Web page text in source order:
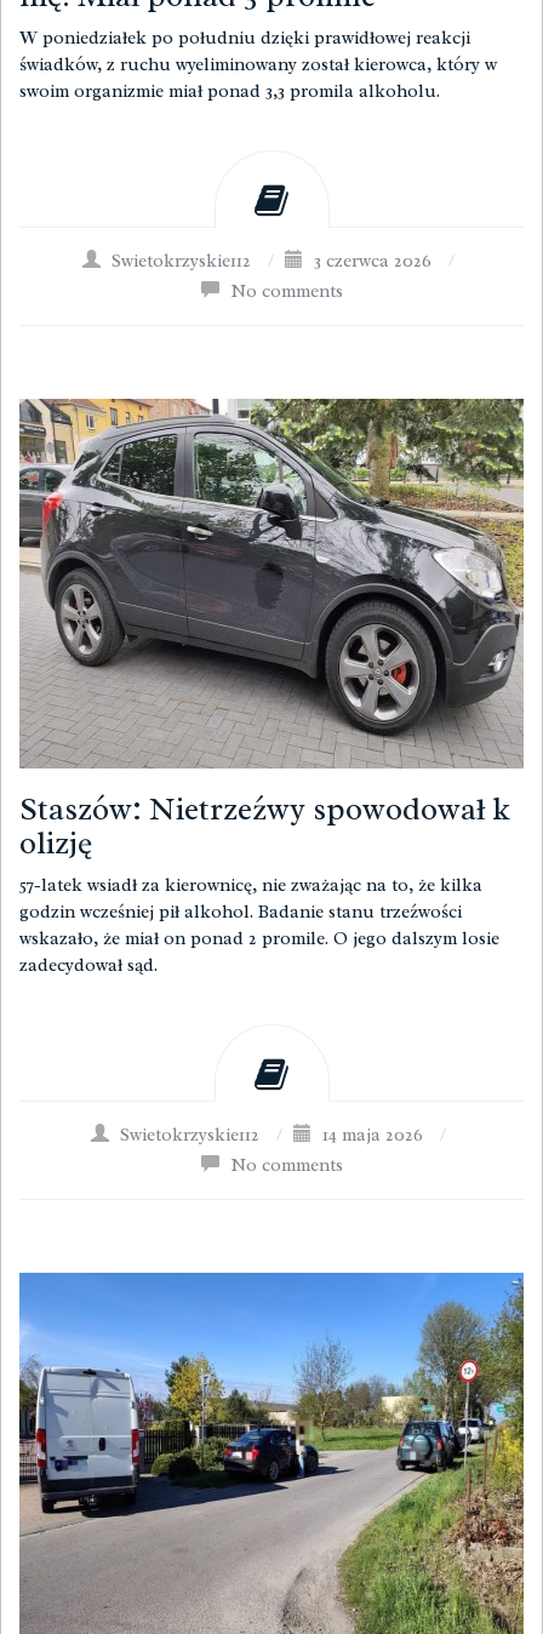
W poniedziałek po południu dzięki prawidłowej reakcji
świadków, z ruchu wyeliminowany został kierowca, który w
swoim organizmie miał ponad 3,3 promila alkoholu.
Swietokrzyskie112 / 3 czerwca 2026
/
No comments
Staszów: Nietrzeźwy spowodował k
olizję
57-latek wsiadł za kierownicę, nie zważając na to, że kilka
godzin wcześniej pił alkohol. Badanie stanu trzeźwości
wskazało, że miał on ponad 2 promile. O jego dalszym losie
zadecydował sąd.
Swietokrzyskie112 / 14 maja 2026
/
No comments